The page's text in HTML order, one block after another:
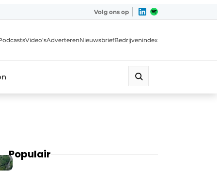
Volg ons op
Video’sAdverterenNieuwsbriefBedrijvenindex
Populair